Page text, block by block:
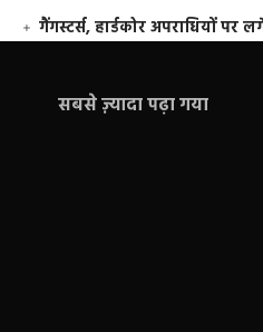
गैंगस्टर्स, हार्डकोर अपराधियों पर
सबसे ज़्यादा पढ़ा गया